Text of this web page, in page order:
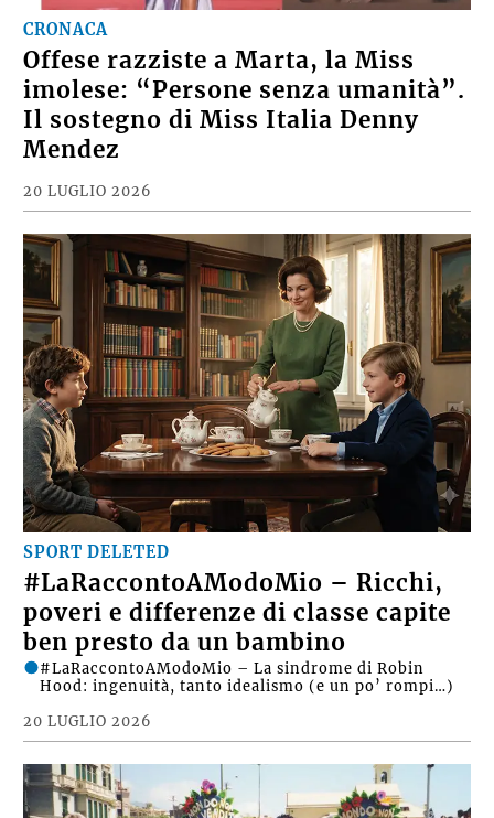
CRONACA
Offese razziste a Marta, la Miss
imolese: “Persone senza umanità”.
Il sostegno di Miss Italia Denny
Mendez
20 LUGLIO 2026
SPORT DELETED
#LaRaccontoAModoMio – Ricchi,
poveri e differenze di classe capite
ben presto da un bambino
20 LUGLIO 2026
Hood: ingenuità, tanto idealismo (e un po’ rompi…)